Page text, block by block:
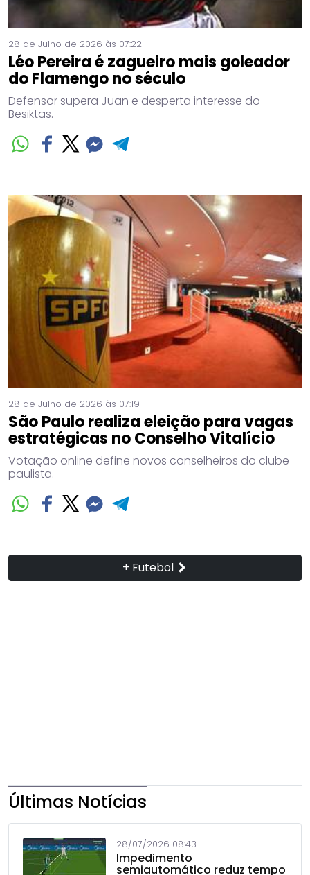
28 de Julho de 2026 às 07:22
Léo Pereira é zagueiro mais goleador
do Flamengo no século
Defensor supera Juan e desperta interesse do
Besiktas.
28 de Julho de 2026 às 07:19
São Paulo realiza eleição para vagas
estratégicas no Conselho Vitalício
Votação online define novos conselheiros do clube
paulista.
+ Futebol
Últimas Notícias
28/07/2026 08:43
Impedimento
semiautomático reduz tempo